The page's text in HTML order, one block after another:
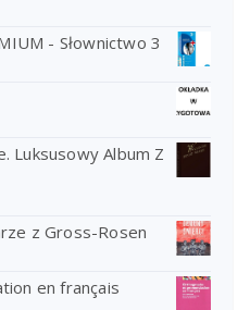
- Słownictwo 3
Luksusowy Album Z
z Gross-Rosen
en français